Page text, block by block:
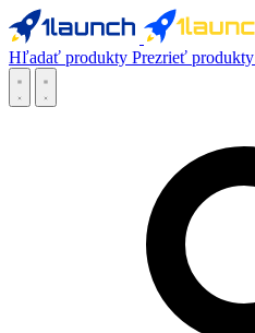
Hľadať produkty Prezrieť produkty